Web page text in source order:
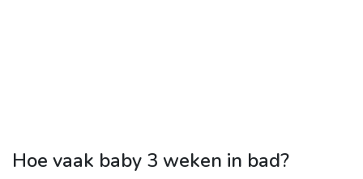
Hoe vaak baby 3 weken in bad?